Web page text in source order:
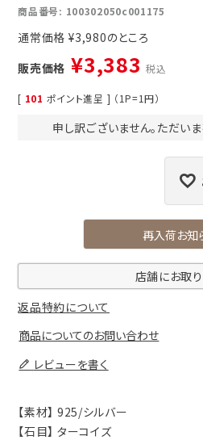
商品番号 100302050c001175
通常価格 ¥3,980
販売価格 ¥3,383 税込
[ 101 ポイント進呈 ] （1P=1円）
申し訳ございません。ただい
再入荷お知
店舗にお取
返品特約について
商品についてのお問い合わせ
レビューを書く
【素材】 925/シルバー
【石目】 ターコイズ